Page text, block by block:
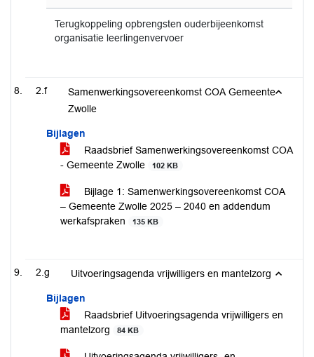
Terugkoppeling opbrengsten ouderbijeenkomst
organisatie leerlingenvervoer
2.f
Samenwerkingsovereenkomst COA Gemeente
Zwolle
Bijlagen
Raadsbrief Samenwerkingsovereenkomst COA
- Gemeente Zwolle
102 KB
Bijlage 1: Samenwerkingsovereenkomst COA
– Gemeente Zwolle 2025 – 2040 en addendum
werkafspraken
135 KB
2.g Uitvoeringsagenda vrijwilligers en mantelzorg
Bijlagen
Raadsbrief Uitvoeringsagenda vrijwilligers en
mantelzorg
84 KB